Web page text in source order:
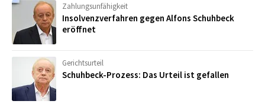
Zahlungsunfähigkeit
Insolvenzverfahren gegen Alfons Schuhbeck
eröffnet
Gerichtsurteil
Schuhbeck-Prozess: Das Urteil ist gefallen